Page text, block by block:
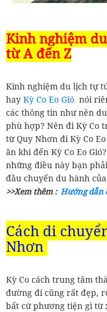
Kinh nghiệm
từ A đến Z
Kinh nghiệm du lịch tự
hay Kỳ Co Eo Gió nói
các thông tin như nên
phù hợp? Nên đi Kỳ Co
từ Quy Nhơn đi Kỳ Co
ăn khi đến Kỳ Co Eo
những điều này bạn
đầu chuyến du hành
>>Xem thêm : Hướng dẫn
Cách di
Nhơn
Kỳ Co cách trung tâm
đường đi cũng rất đẹp,
bất cứ phương tiện gì từ